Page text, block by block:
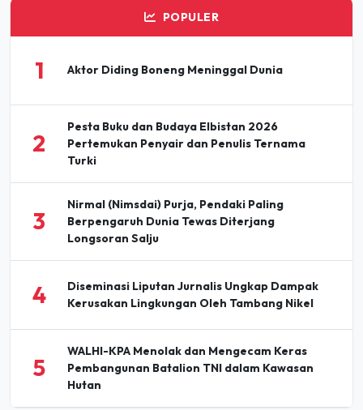
POPULER
1 Aktor Diding Boneng Meninggal Dunia
2
Pesta Buku dan Budaya Elbistan 2026
Pertemukan Penyair dan Penulis Ternama
Turki
3
Nirmal (Nimsdai) Purja, Pendaki Paling
Berpengaruh Dunia Tewas Diterjang
Longsoran Salju
4
Diseminasi Liputan Jurnalis Ungkap Dampak
Kerusakan Lingkungan Oleh Tambang Nikel
5
WALHI-KPA Menolak dan Mengecam Keras
Pembangunan Batalion TNI dalam Kawasan
Hutan